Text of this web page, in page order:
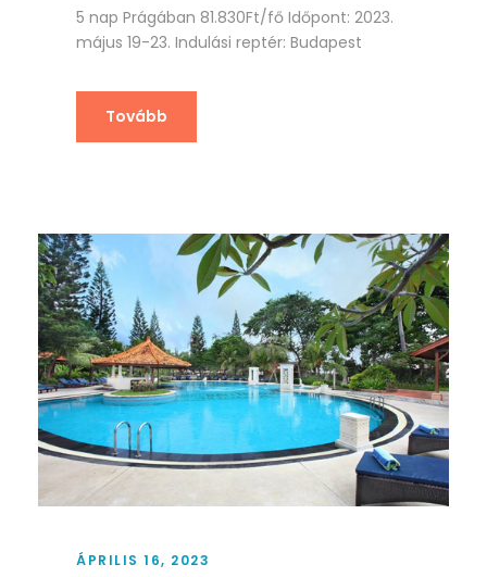
5 nap Prágában 81.830Ft/fő Időpont: 2023.
május 19-23. Indulási reptér: Budapest
Tovább
ÁPRILIS 16, 2023